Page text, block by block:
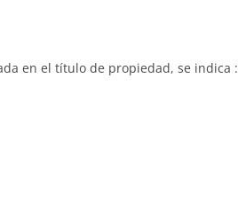
en el título de propiedad, se indica :